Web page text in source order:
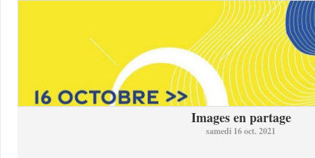
Images en partage
samedi 16 oct. 2021